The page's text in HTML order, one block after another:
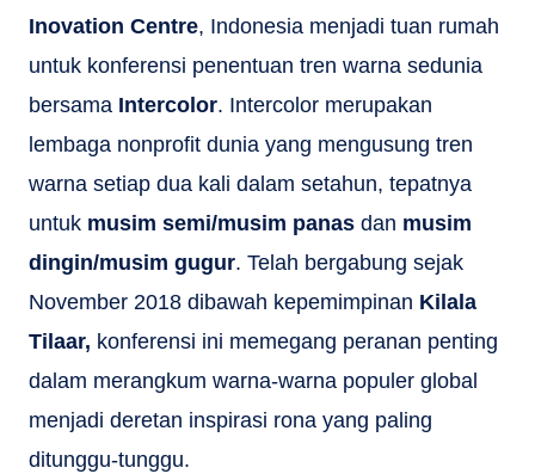
Inovation Centre, Indonesia menjadi tuan rumah
untuk konferensi penentuan tren warna sedunia
bersama Intercolor. Intercolor merupakan
lembaga nonprofit dunia yang mengusung tren
warna setiap dua kali dalam setahun, tepatnya
untuk musim semi/musim panas dan musim
dingin/musim gugur. Telah bergabung sejak
November 2018 dibawah kepemimpinan Kilala
Tilaar, konferensi ini memegang peranan penting
dalam merangkum warna-warna populer global
menjadi deretan inspirasi rona yang paling
ditunggu-tunggu.